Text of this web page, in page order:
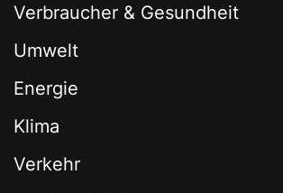
Verbraucher & Gesundheit
Umwelt
Energie
Klima
Verkehr